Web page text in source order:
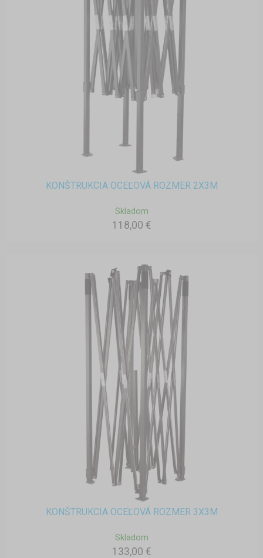
KONŠTRUKCIA OCEĽOVÁ ROZMER 2X3M
Skladom
118,00 €
KONŠTRUKCIA OCEĽOVÁ ROZMER 3X3M
Skladom
133,00 €